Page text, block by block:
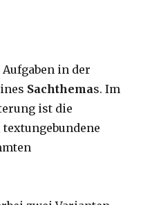
in der
Sachthemas. Im
ist die